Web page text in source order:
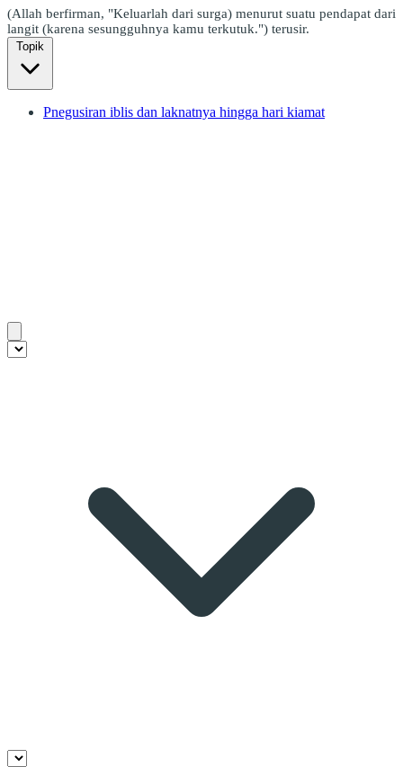
(Allah berfirman, "Keluarlah dari surga) menurut suatu pendapat dari
langit (karena sesungguhnya kamu terkutuk.") terusir.
Topik
Pnegusiran iblis dan laknatnya hingga hari kiamat